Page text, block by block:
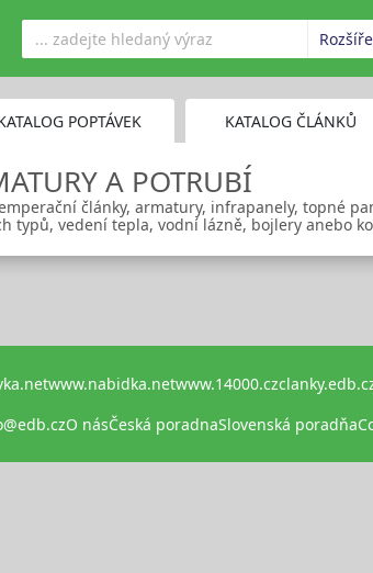
POPTÁVEK KATALOG ČLÁNKŮ
A POTRUBÍ
články, armatury, infrapanely, topné
typů, vedení tepla, vodní lázně, bojlery anebo
www.nabidka.netwww.14000.cz
O násČeská poradnaSlovenská poradňa